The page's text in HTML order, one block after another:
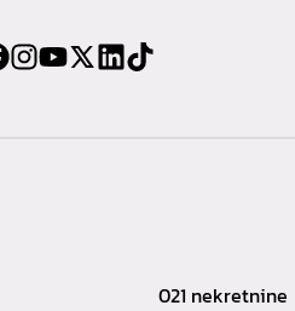
021 nekretnine